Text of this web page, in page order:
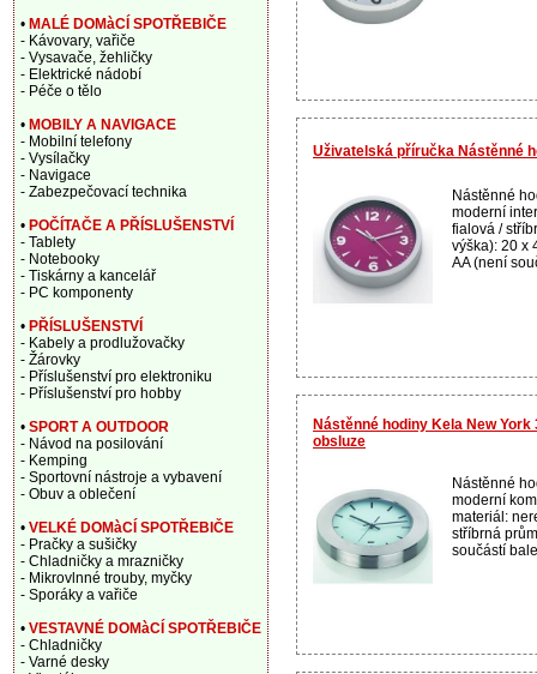
Uživatelská příručka Nástěnné
Nástěnné
moderní
fialová /
výška): 20 x
AA (není
Nástěnné hodiny Kela New
obsluze
Nástěnné
moderní
materiál:
stříbrná
součástí
• MALÉ DOMàCÍ SPOTŘEBIČE
- Kávovary, vařiče
- Vysavače, žehličky
- Elektrické nádobí
- Péče o tělo
• MOBILY A NAVIGACE
- Mobilní telefony
- Vysílačky
- Navigace
- Zabezpečovací technika
• POČÍTAČE A PŘÍSLUŠENSTVÍ
- Tablety
- Notebooky
- Tiskárny a kancelář
- PC komponenty
• PŘÍSLUŠENSTVÍ
- Kabely a prodlužovačky
- Žárovky
- Příslušenství pro elektroniku
- Příslušenství pro hobby
• SPORT A OUTDOOR
- Návod na posilování
- Kemping
- Sportovní nástroje a vybavení
- Obuv a oblečení
• VELKÉ DOMàCÍ SPOTŘEBIČE
- Pračky a sušičky
- Chladničky a mrazničky
- Mikrovlnné trouby, myčky
- Sporáky a vařiče
• VESTAVNÉ DOMàCÍ SPOTŘEBIČE
- Chladničky
- Varné desky